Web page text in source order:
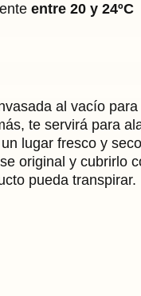
entre 20 y 24ºC
al vacío para
te servirá para
lugar fresco y
original y cubrirlo
pueda transpirar.